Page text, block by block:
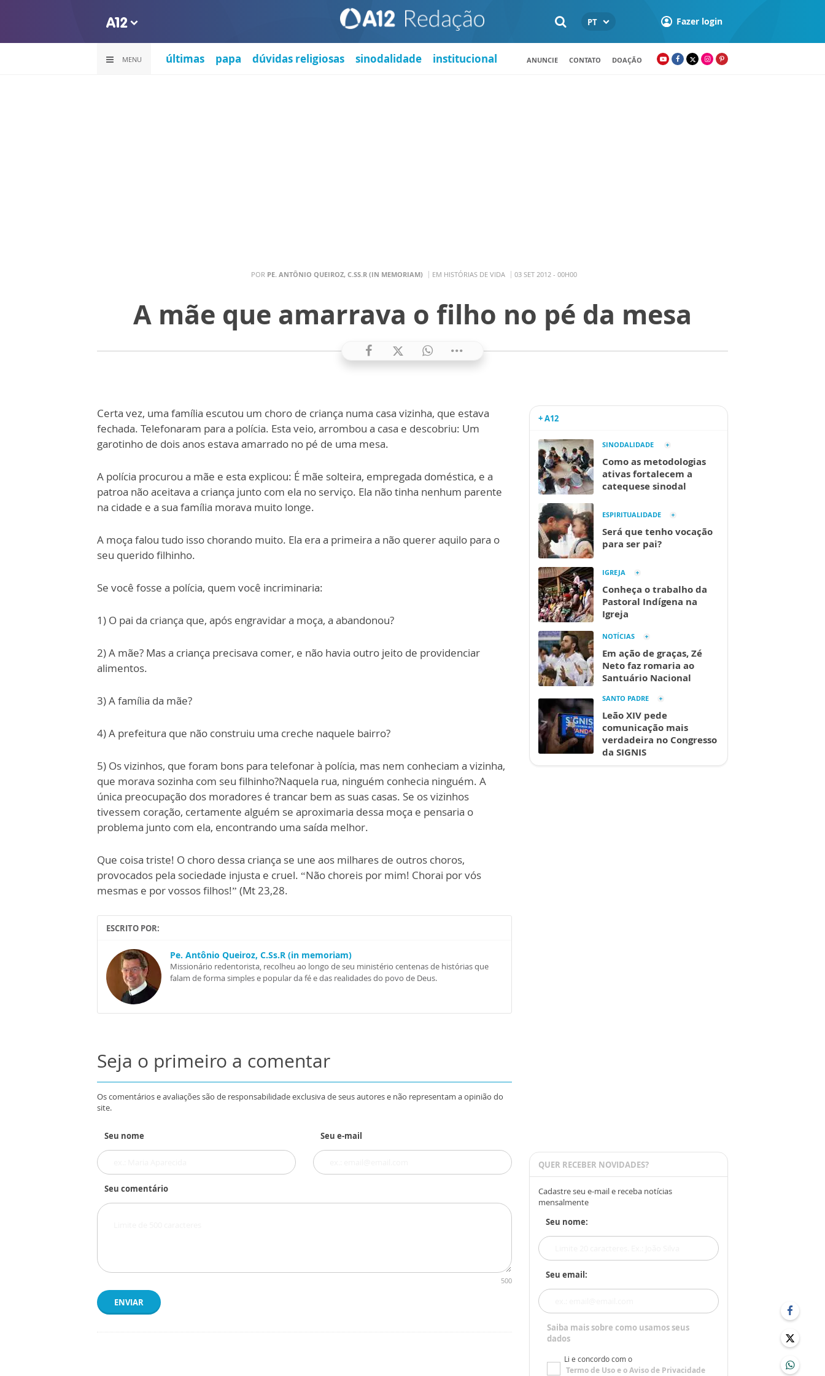
PT Fazer login
MENU últimas papa dúvidas religiosas sinodalidade institucional ANUNCIE CONTATO DOAÇÃO
POR PE. ANTÔNIO QUEIROZ, C.SS.R (IN MEMORIAM) EM HISTÓRIAS DE VIDA 03 SET 2012 - 00H00
A mãe que amarrava o filho no pé da mesa
Certa vez, uma família escutou um choro de criança numa casa vizinha, que estava
fechada. Telefonaram para a polícia. Esta veio, arrombou a casa e descobriu: Um
garotinho de dois anos estava amarrado no pé de uma mesa.
A polícia procurou a mãe e esta explicou: É mãe solteira, empregada doméstica, e a
patroa não aceitava a criança junto com ela no serviço. Ela não tinha nenhum parente
na cidade e a sua família morava muito longe.
A moça falou tudo isso chorando muito. Ela era a primeira a não querer aquilo para o
seu querido filhinho.
Se você fosse a polícia, quem você incriminaria:
1) O pai da criança que, após engravidar a moça, a abandonou?
2) A mãe? Mas a criança precisava comer, e não havia outro jeito de providenciar
alimentos.
3) A família da mãe?
4) A prefeitura que não construiu uma creche naquele bairro?
5) Os vizinhos, que foram bons para telefonar à polícia, mas nem conheciam a vizinha,
que morava sozinha com seu filhinho?Naquela rua, ninguém conhecia ninguém. A
única preocupação dos moradores é trancar bem as suas casas. Se os vizinhos
tivessem coração, certamente alguém se aproximaria dessa moça e pensaria o
problema junto com ela, encontrando uma saída melhor.
Que coisa triste! O choro dessa criança se une aos milhares de outros choros,
provocados pela sociedade injusta e cruel. “Não choreis por mim! Chorai por vós
mesmas e por vossos filhos!” (Mt 23,28.
ESCRITO POR:
Pe. Antônio Queiroz, C.Ss.R (in memoriam)
Missionário redentorista, recolheu ao longo de seu ministério centenas de histórias que
falam de forma simples e popular da fé e das realidades do povo de Deus.
Seja o primeiro a comentar
Os comentários e avaliações são de responsabilidade exclusiva de seus autores e não representam a opinião do
site.
Seu nome Seu e-mail
Seu comentário
500
ENVIAR
+ A12
SINODALIDADE
Como as metodologias
ativas fortalecem a
catequese sinodal
ESPIRITUALIDADE
Será que tenho vocação
para ser pai?
IGREJA
Conheça o trabalho da
Pastoral Indígena na
Igreja
NOTÍCIAS
Em ação de graças, Zé
Neto faz romaria ao
Santuário Nacional
SANTO PADRE
Leão XIV pede
comunicação mais
verdadeira no Congresso
da SIGNIS
QUER RECEBER NOVIDADES?
Cadastre seu e-mail e receba notícias
mensalmente
Seu nome:
Seu email:
Saiba mais sobre como usamos seus
dados
Li e concordo com o
Termo de Usoe oAviso de Privacidade